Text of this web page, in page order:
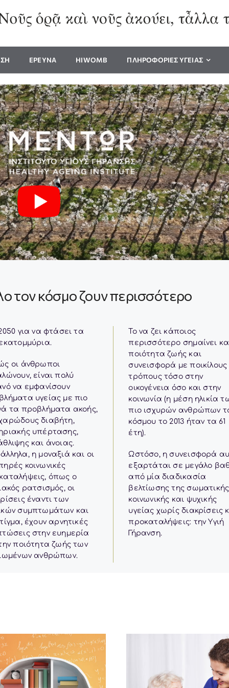
ΕΡΕΥΝΑ HIWOMB ΠΛΗΡΟΦΟΡΙΕΣ ΥΓΕΙΑΣ
τον κόσμο ζουν περισσότερο
οι άνθρωποι
είναι πολύ
να εμφανίσουν
υγείας με πιο
τα προβλήματα ακοής,
διαβήτη,
υπέρτασης,
και άνοιας.
η μοναξιά και οι
κοινωνικές
όπως ο
ρατσισμός, οι
έναντι των
συμπτωμάτων και
έχουν αρνητικές
στην ευημερία
ποιότητα ζωής των
ανθρώπων.
Το να ζει κάποιος
περισσότερο σημαίνει
ποιότητα ζωής και
συνεισφορά με ποικίλους
τρόπους τόσο στην
οικογένεια όσο και στην
κοινωνία (η μέση ηλικία
πιο ισχυρών ανθρώπων
κόσμου το 2013 ήταν τα 61
έτη).
Ωστόσο, η συνεισφορά
εξαρτάται σε μεγάλο
από μία διαδικασία
βελτίωσης της
κοινωνικής και ψυχικής
υγείας χωρίς διακρίσεις
προκαταλήψεις: την Υγιή
Γήρανση.
Απαραίτητα
Τα
cookies δεν
είναι
προαιρετικά.
Είναι
αναγκαία για
την σωστή
λειτουργία
της
cookies
ορισμένες